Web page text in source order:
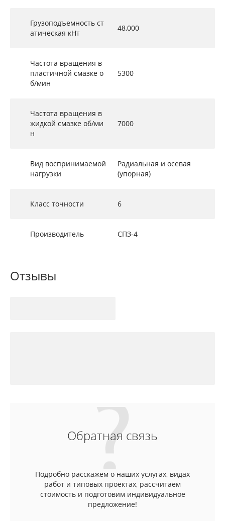
Грузоподъемность ст
атическая кНт
48,000
Частота вращения в
пластичной смазке о
б/мин
5300
Частота вращения в
жидкой смазке об/ми
н
7000
Вид воспринимаемой
нагрузки
Радиальная и осевая
(упорная)
Класс точности 6
Производитель СПЗ-4
Отзывы
Обратная связь
Подробно расскажем о наших услугах, видах
работ и типовых проектах, рассчитаем
стоимость и подготовим индивидуальное
предложение!